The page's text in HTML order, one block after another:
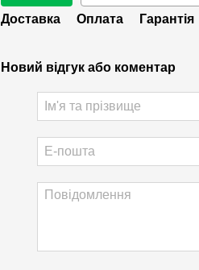
Доставка Оплата Гарантія
Новий відгук або коментар